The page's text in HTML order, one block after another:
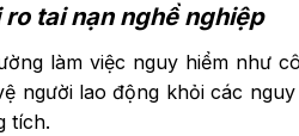
ro tai nạn nghề nghiệp
làm việc nguy hiểm như
người lao động khỏi các
tích.